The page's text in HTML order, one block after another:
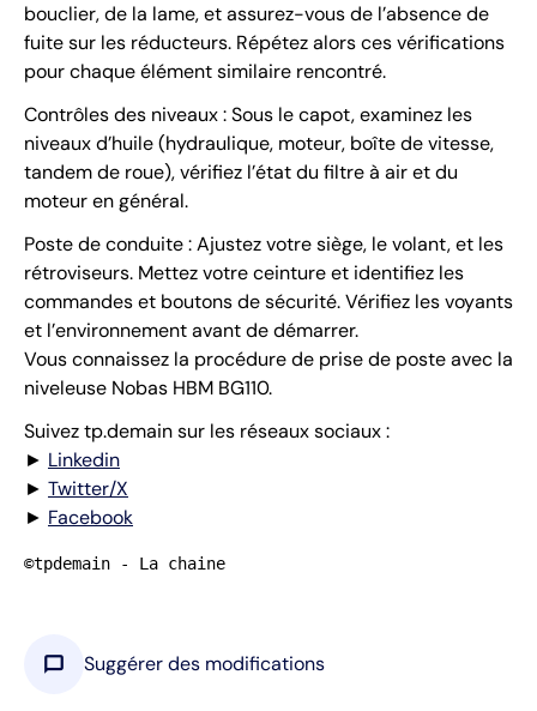
bouclier, de la lame, et assurez-vous de l’absence de
fuite sur les réducteurs. Répétez alors ces vérifications
pour chaque élément similaire rencontré.
Contrôles des niveaux : Sous le capot, examinez les
niveaux d’huile (hydraulique, moteur, boîte de vitesse,
tandem de roue), vérifiez l’état du filtre à air et du
moteur en général.
Poste de conduite : Ajustez votre siège, le volant, et les
rétroviseurs. Mettez votre ceinture et identifiez les
commandes et boutons de sécurité. Vérifiez les voyants
et l’environnement avant de démarrer.
Vous connaissez la procédure de prise de poste avec la
niveleuse Nobas HBM BG110.
Suivez tp.demain sur les réseaux sociaux :
► Linkedin
► Twitter/X
► Facebook
©tpdemain - La chaine
chat_bubble Suggérer des modifications